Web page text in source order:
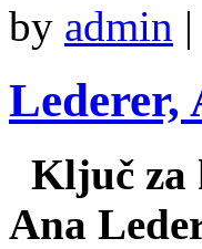
by admin |
Lederer,
Ključ za
Ana